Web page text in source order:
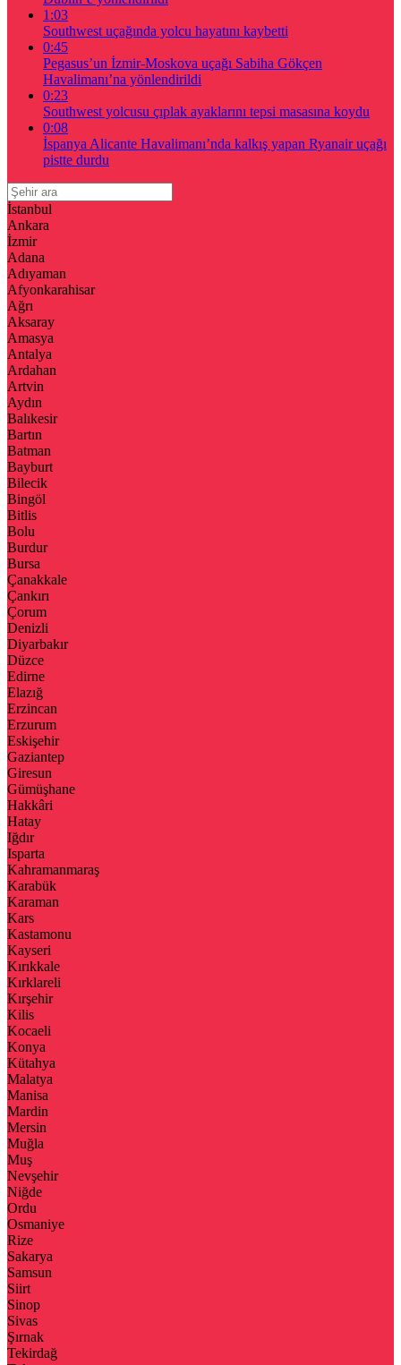
1:03
Southwest uçağında yolcu hayatını kaybetti
0:45
Pegasus’un İzmir-Moskova uçağı Sabiha Gökçen
Havalimanı’na yönlendirildi
0:23
Southwest yolcusu çıplak ayaklarını tepsi masasına koydu
0:08
İspanya Alicante Havalimanı’nda kalkış yapan Ryanair uçağı
pistte durdu
İstanbul
Ankara
İzmir
Adana
Adıyaman
Afyonkarahisar
Ağrı
Aksaray
Amasya
Antalya
Ardahan
Artvin
Aydın
Balıkesir
Bartın
Batman
Bayburt
Bilecik
Bingöl
Bitlis
Bolu
Burdur
Bursa
Çanakkale
Çankırı
Çorum
Denizli
Diyarbakır
Düzce
Edirne
Elazığ
Erzincan
Erzurum
Eskişehir
Gaziantep
Giresun
Gümüşhane
Hakkâri
Hatay
Iğdır
Isparta
Kahramanmaraş
Karabük
Karaman
Kars
Kastamonu
Kayseri
Kırıkkale
Kırklareli
Kırşehir
Kilis
Kocaeli
Konya
Kütahya
Malatya
Manisa
Mardin
Mersin
Muğla
Muş
Nevşehir
Niğde
Ordu
Osmaniye
Rize
Sakarya
Samsun
Siirt
Sinop
Sivas
Şırnak
Tekirdağ